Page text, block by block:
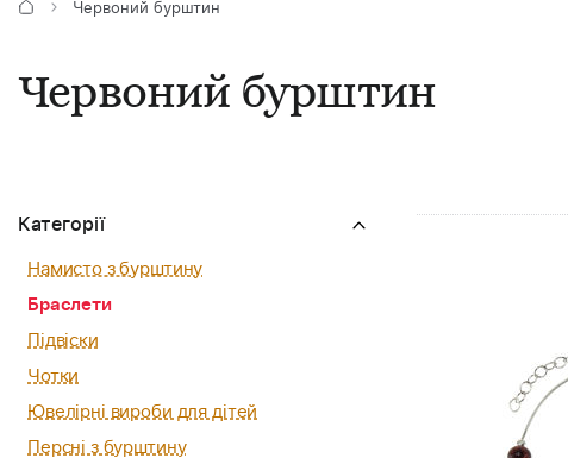
Червоний бурштин
Червоний бурштин
Категорії
Намисто з бурштину
Браслети
Підвіски
Чотки
Ювелірні вироби для дітей
Персні з бурштину